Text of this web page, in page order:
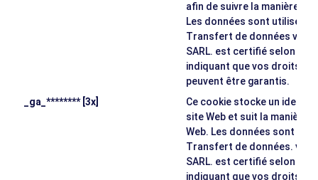
afin de suivre la manière
Les données sont utilisées
Transfert de données vers
SARL. est certifié selon le
indiquant que vos droits
peuvent être garantis.
_ga_******** [3x]
Ce cookie stocke un
site Web et suit la manière
Web. Les données sont
Transfert de données. vers
SARL. est certifié selon le
indiquant que vos droits